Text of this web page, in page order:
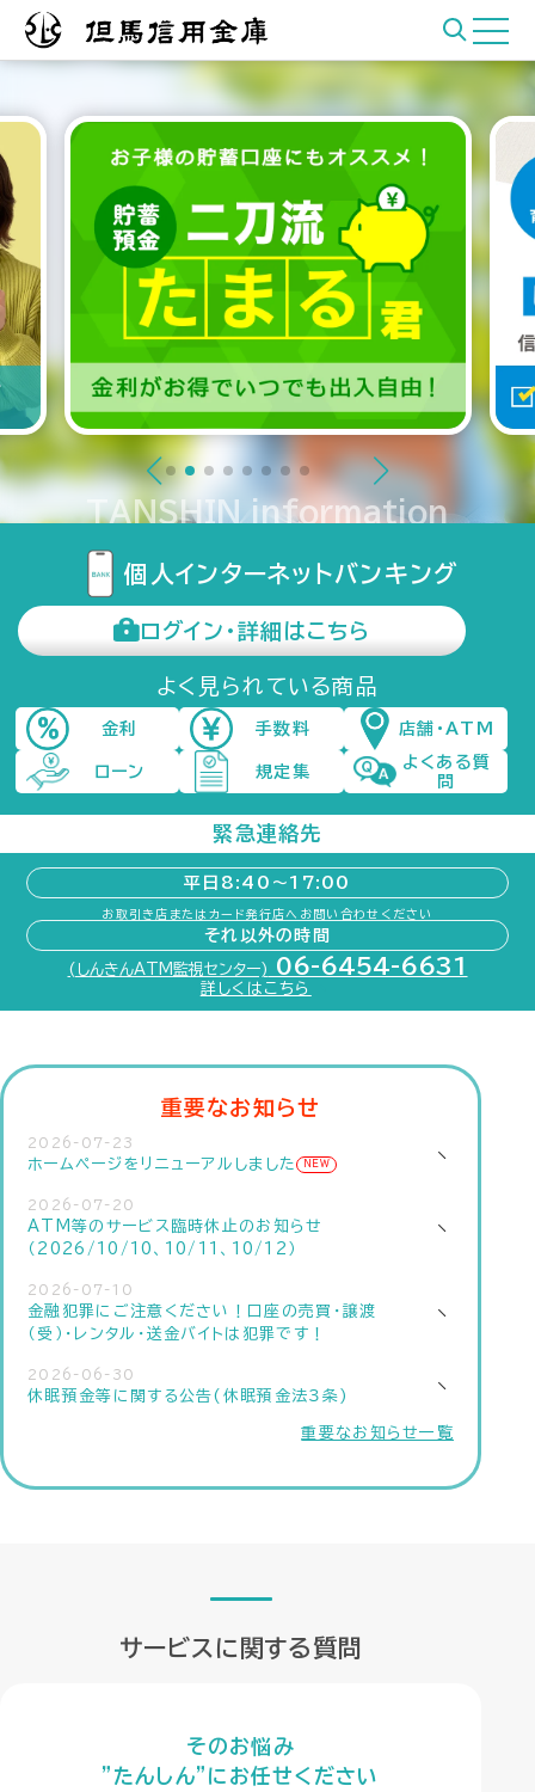
TANSHIN information
個人インターネット バンキング
ログイン・詳細はこちら
よく見られている商品
金利 手数料 店舗・ATM
ローン 規定集
よくある質
問
緊急連絡先
平日8:40〜17:00
お取引き店またはカード発行店へお問い合わせください
それ以外の時間
(しんきんATM監視センター) 06-6454-6631
詳しくはこちら
重要なお知らせ
2026-07-23
ホームページをリニューアルしました NEW
2026-07-20
ATM等のサービス臨時休止のお知らせ
（2026/10/10、10/11、10/12）
2026-07-10
金融犯罪にご注意ください！口座の売買・譲渡
（受）・レンタル・送金バイトは犯罪です！
2026-06-30
休眠預金等に関する公告(休眠預金法３条)
重要なお知らせ一覧
サービスに関する質問
そのお悩み
”たんしん”にお任せください